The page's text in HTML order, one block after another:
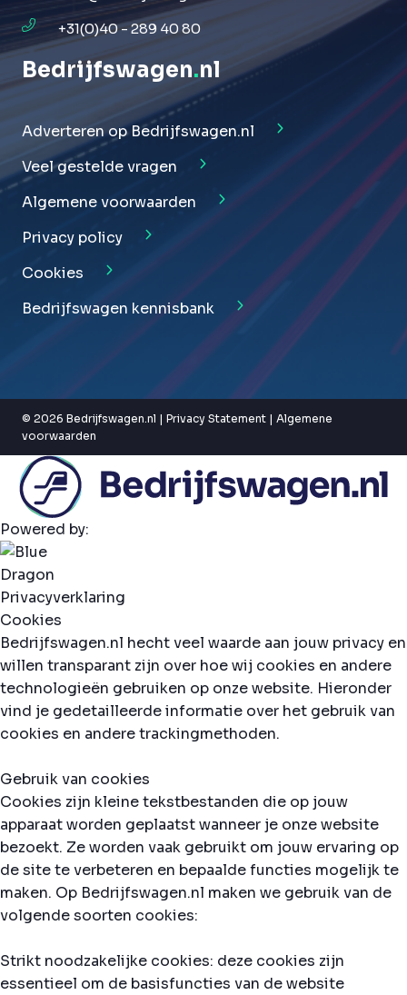
+31(0)40 - 289 40 80
Bedrijfswagen.nl
Adverteren op Bedrijfswagen.nl
Veel gestelde vragen
Algemene voorwaarden
Privacy policy
Cookies
Bedrijfswagen kennisbank
© 2026 Bedrijfswagen.nl | Privacy Statement | Algemene
voorwaarden
Powered by:
Privacyverklaring
Cookies
Bedrijfswagen.nl hecht veel waarde aan jouw privacy en
willen transparant zijn over hoe wij cookies en andere
technologieën gebruiken op onze website. Hieronder
vind je gedetailleerde informatie over het gebruik van
cookies en andere trackingmethoden.
Gebruik van cookies
Cookies zijn kleine tekstbestanden die op jouw
apparaat worden geplaatst wanneer je onze website
bezoekt. Ze worden vaak gebruikt om jouw ervaring op
de site te verbeteren en bepaalde functies mogelijk te
maken. Op Bedrijfswagen.nl maken we gebruik van de
volgende soorten cookies:
Strikt noodzakelijke cookies: deze cookies zijn
essentieel om de basisfuncties van de website